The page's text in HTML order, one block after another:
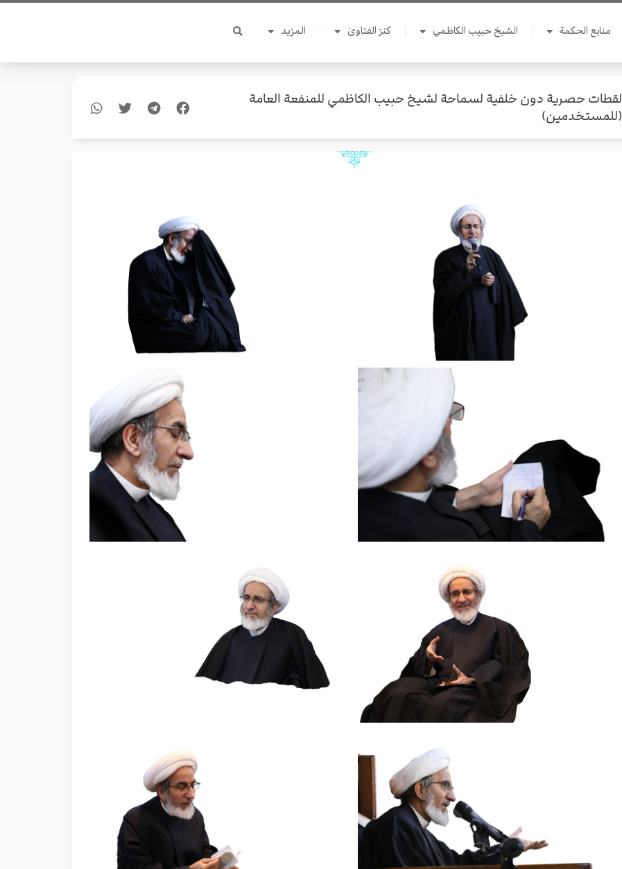
منابع الحكمة الشيخ حبيب الكاظمي كنز الفتاوىٰ المزيد
لقطات حصرية دون خلفية لسماحة لشيخ حبيب الكاظمي للمنفعة العامة
(للمستخدمين)